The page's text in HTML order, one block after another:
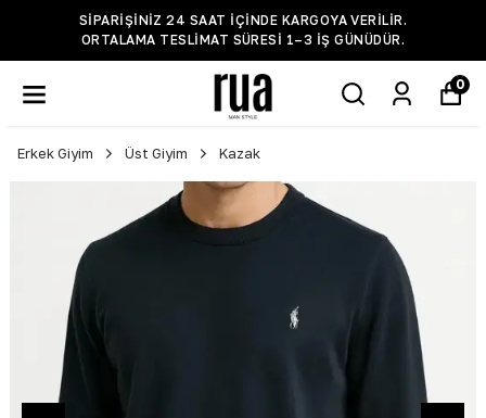
SIPARIŞINIZ 24 SAAT IÇINDE KARGOYA VERILIR.
ORTALAMA TESLIMAT SÜRESI 1–3 IŞ GÜNÜDÜR.
0
Erkek Giyim Üst Giyim Kazak